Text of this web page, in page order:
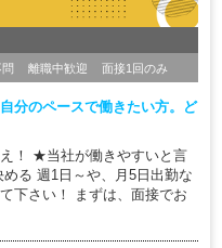
離職中歓迎 面接1回のみ
分のペースで働きたい方。ど
！ ★当社が働きやすいと言
る 週1日～や、月5日出勤な
下さい！ まずは、面接でお